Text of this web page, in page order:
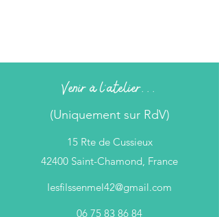
Venir à l'atelier...
(Uniquement sur RdV)
15 Rte de Cussieux
42400 Saint-Chamond, France
lesfilssenmel42@gmail.com
06 75 83 86 84